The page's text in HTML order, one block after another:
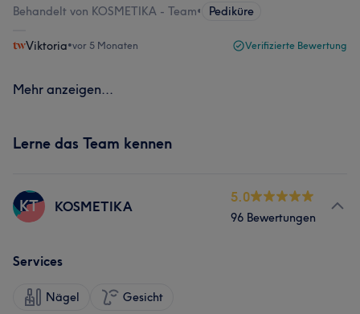
Behandelt von KOSMETIKA - Team• Pediküre
Viktoria•vor 5 Monaten Verifizierte Bewertung
Mehr anzeigen...
Lerne das Team kennen
KT KOSMETIKA
5.0
96 Bewertungen
Services
Nägel Gesicht